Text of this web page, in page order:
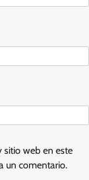
sitio web en este
un comentario.